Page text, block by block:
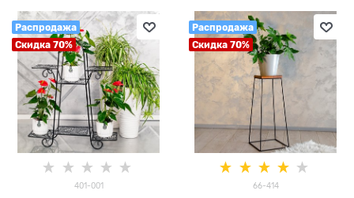
Распродажа
Скидка 70%
401-001
Распродажа
Скидка 70%
66-414